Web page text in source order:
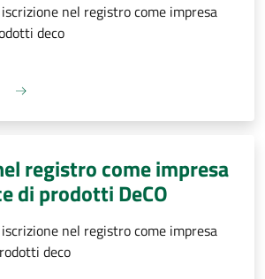
nel registro come impresa
deco
registro come impresa
di prodotti DeCO
nel registro come impresa
deco